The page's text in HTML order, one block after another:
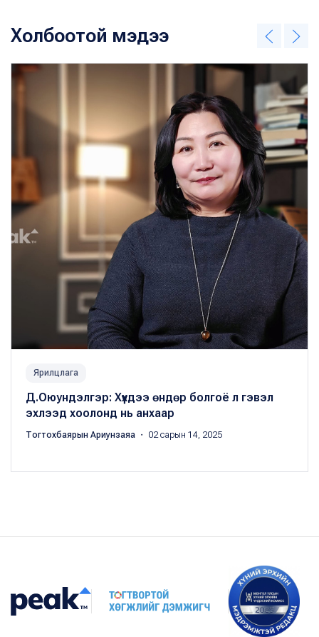
Холбоотой мэдээ
Ярилцлага
Д.Оюундэлгэр: Хүүхдээ өндөр болгоё л гэвэл
эхлээд хоолонд нь анхаар
Тогтохбаярын Ариунзаяа ・ 02 сарын 14, 2025